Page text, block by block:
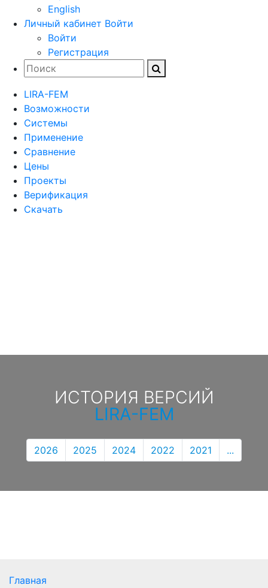
English
Личный кабинет Войти
Войти
Регистрация
LIRA-FEM
Возможности
Cистемы
Применение
Сравнение
Цены
Проекты
Верификация
Скачать
ИСТОРИЯ ВЕРСИЙ
LIRA-FEM
2026 2025 2024 2022 2021 ...
Главная